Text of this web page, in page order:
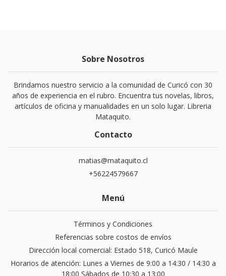
Sobre Nosotros
Brindamos nuestro servicio a la comunidad de Curicó con 30
años de experiencia en el rubro. Encuentra tus novelas, libros,
artículos de oficina y manualidades en un solo lugar. Libreria
Mataquito.
Contacto
matias@mataquito.cl
+56224579667
Menú
Términos y Condiciones
Referencias sobre costos de envíos
Dirección local comercial: Estado 518, Curicó Maule
Horarios de atención: Lunes a Viernes de 9:00 a 14:30 / 14:30 a
18:00 Sábados de 10:30 a 13:00